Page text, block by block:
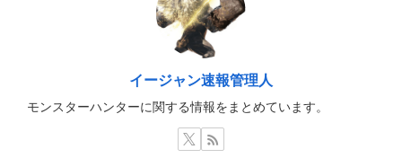
イージャン速報管理人
モンスターハンターに関する情報をまとめています。